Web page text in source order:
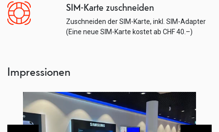
SIM-Karte zuschneiden
Zuschneiden der SIM-Karte, inkl. SIM-Adapter
(Eine neue SIM-Karte kostet ab CHF 40.–)
Impressionen